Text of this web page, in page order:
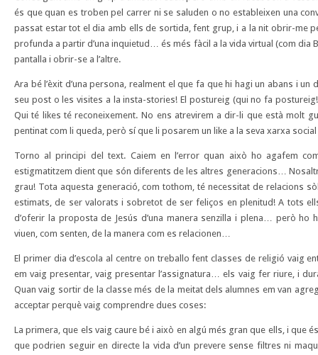
és que quan es troben pel carrer ni se saluden o no estableixen una
passat estar tot el dia amb ells de sortida, fent grup, i a la nit obrir-me
profunda a partir d’una inquietud… és més fàcil a la vida virtual (com dia
pantalla i obrir-se a l’altre.
Ara bé l’èxit d’una persona, realment el que fa que hi hagi un abans i
seu post o les visites a la insta-stories! El postureig (qui no fa
Qui té likes té reconeixement. No ens atrevirem a dir-li que està molt
pentinat com li queda, però sí que li posarem un like a la seva xarxa
Torno al principi del text. Caiem en l’error quan això ho agafem
estigmatitzem dient que són diferents de les altres generacions…
grau! Tota aquesta generació, com tothom, té necessitat de relacions
estimats, de ser valorats i sobretot de ser feliços en plenitud! A tots
d’oferir la proposta de Jesús d’una manera senzilla i plena… però ho
viuen, com senten, de la manera com es relacionen…
El primer dia d’escola al centre on treballo fent classes de religió vaig
em vaig presentar, vaig presentar l’assignatura… els vaig fer riure, i
Quan vaig sortir de la classe més de la meitat dels alumnes em van
acceptar perquè vaig comprendre dues coses:
La primera, que els vaig caure bé i això en algú més gran que ells, i que
que podrien seguir en directe la vida d’un prevere sense filtres ni